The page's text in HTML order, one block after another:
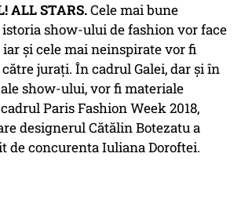
ALL STARS.Cele mai bune
show-ului de fashion vor face
iar și cele mai neinspirate vor fi
jurați. În cadrul Galei, dar și în
show-ului, vor fi materiale
Paris Fashion Week 2018,
designerul Cătălin Botezatu a
de concurenta Iuliana Doroftei.